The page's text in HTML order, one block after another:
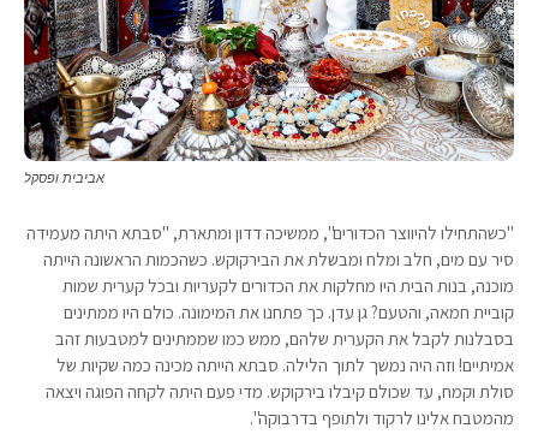
אביבית ופסקל
"כשהתחילו להיווצר הכדורים", ממשיכה דדון ומתארת, "סבתא היתה מעמידה
סיר עם מים, חלב ומלח ומבשלת את הבירקוקש. כשהכמות הראשונה הייתה
מוכנה, בנות הבית היו מחלקות את הכדורים לקעריות ובכל קערית שמות
קוביית חמאה, והטעם? גן עדן. כך פתחנו את המימונה. כולם היו ממתינים
בסבלנות לקבל את הקערית שלהם, ממש כמו שממתינים למטבעות זהב
אמיתיים! וזה היה נמשך לתוך הלילה. סבתא הייתה מכינה כמה שקיות של
סולת וקמח, עד שכולם קיבלו בירקוקש. מדי פעם היתה לקחה הפוגה ויצאה
מהמטבח אלינו לרקוד ולתופף בדרבוקה".